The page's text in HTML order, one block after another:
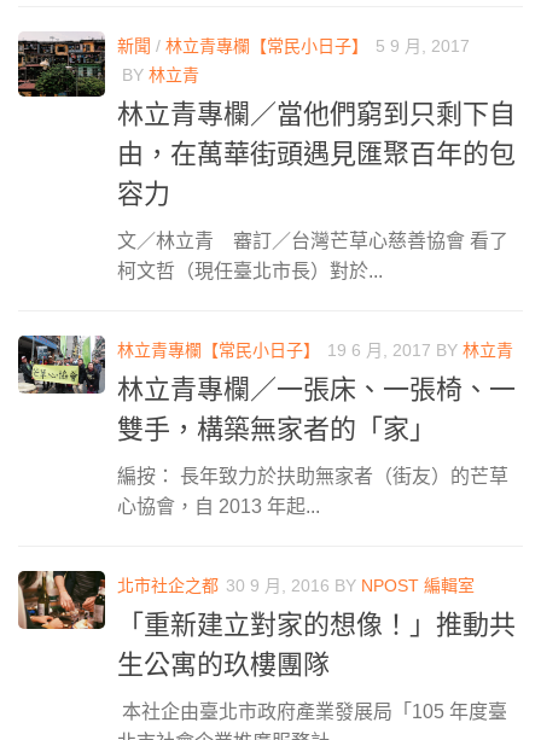
新聞 / 林立青專欄【常民小日子】
5 9 月, 2017
BY 林立青
林立青專欄／當他們窮到只剩下自
由，在萬華街頭遇見匯聚百年的包
容力
文／林立青 審訂／台灣芒草心慈善協會 看了
柯文哲（現任臺北市長）對於...
林立青專欄【常民小日子】 19 6 月, 2017 BY 林立青
林立青專欄／一張床、一張椅、一
雙手，構築無家者的「家」
編按： 長年致力於扶助無家者（街友）的芒草
心協會，自 2013 年起...
北市社企之都 30 9 月, 2016 BY NPOST 編輯室
「重新建立對家的想像！」推動共
生公寓的玖樓團隊
本社企由臺北市政府產業發展局「105 年度臺